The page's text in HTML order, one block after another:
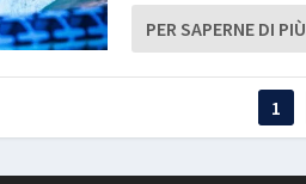
PER SAPERNE DI PIÙ
1